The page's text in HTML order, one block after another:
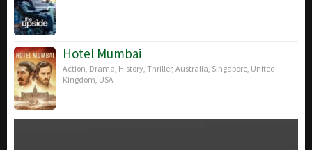
Hotel Mumbai
Action Drama History Thriller, Australia Singapore United
Kingdom USA